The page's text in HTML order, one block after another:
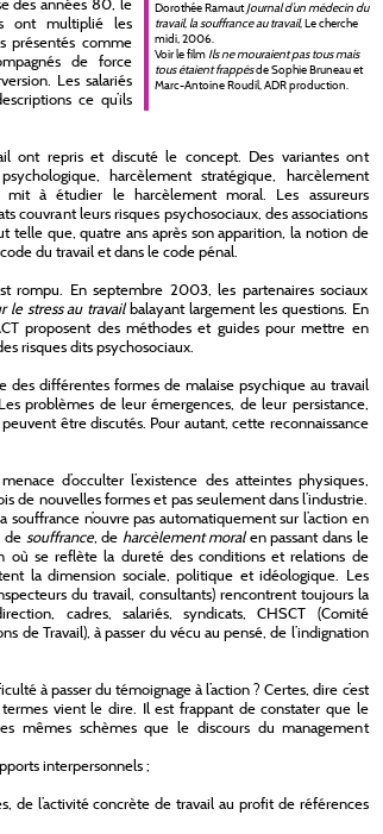
Dorothée RamautJournal d’un médecin du
travail, la souffrance au travail, Le cherche
midi, 2006.
Voir le film Ils ne mouraient pas tous mais
tous étaient frappésde Sophie Bruneau et
Marc-Antoine Roudil, ADR production.
des années 80, le
ont multiplié les
présentés comme
de force
Les salariés
ce qu’ils
ont repris et discuté le concept. Des variantes ont
harcèlement stratégique, harcèlement
à étudier le harcèlement moral. Les assureurs
couvrant leurs risques psychosociaux, des associations
telle que, quatre ans après son apparition, la notion de
du travail et dans le code pénal.
rompu. En septembre 2003, les partenaires sociaux
le stress au travailbalayant largement les questions. En
proposent des méthodes et guides pour mettre en
risques dits psychosociaux.
des différentes formes de malaise psychique au travail
problèmes de leur émergences, de leur persistance,
être discutés. Pour autant, cette reconnaissance
d’occulter l’existence des atteintes physiques,
de nouvelles formes et pas seulement dans l’industrie.
souffrance n’ouvre pas automatiquement sur l’action en
de souffrance, de harcèlement moralen passant dans le
où se reflète la dureté des conditions et relations de
la dimension sociale, politique et idéologique. Les
du travail, consultants) rencontrent toujours la
cadres, salariés, syndicats, CHSCT (Comité
de Travail), à passer du vécu au pensé, de l’indignation
à passer du témoignage à l’action ? Certes, dire c’est
vient le dire. Il est frappant de constater que le
mêmes schèmes que le discours du management
interpersonnels ;
de l’activité concrète de travail au profit de références